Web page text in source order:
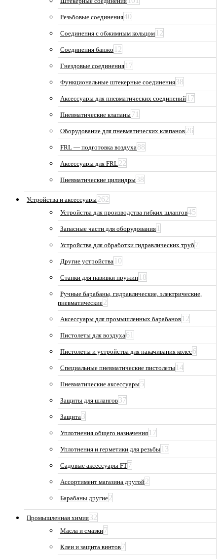
Резьбовые соединения40
Соединения с обжимным кольцом 12
Соединения банжо 12
Гнездовые соединения 17
Функциональные штекерные соединения38
Аксессуары для пневматических соединений 17
Пневматические клапаны71
Оборудование для пневматических клапанов26
FRL — подготовка воздуха88
Аксессуары для FRL22
Пневматические цилиндры38
Устройства и аксессуары262
Устройства для производства гибких шлангов45
Запасные части для оборудования 1
Устройства для обработки гидравлических труб 7
Другие устройства 10
Станки для навивки пружин 18
Ручные барабаны, гидравлические, электрические,
пневматические2
Аксессуары для промышленных барабанов 12
Пистолеты для воздуха61
Пистолеты и устройства для накачивания колес6
Специальные пневматические пистолеты 14
Пневматические аксессуары5
Защиты для шлангов37
Защита3
Уплотнения общего назначения 17
Уплотнения и герметики для резьбы 13
Садовые аксессуары FT7
Ассортимент магазина другой2
Барабаны другие2
Промышленная химия32
Масла и смазки7
Клеи и защита винтов7